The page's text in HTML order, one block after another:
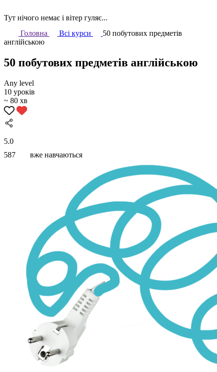
Тут нічого немає і вітер гуляє...
Головна
Всі курси
50 побутових предметів
англійською
50 побутових предметів англійською
Any level
10 уроків
~ 80 хв
5.0
587
вже навчаються